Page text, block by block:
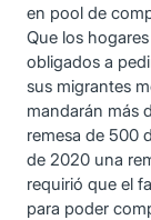
en pool de
Que los
obligados a
sus migrantes
mandarán más
remesa de 500
de 2020 una
requirió que el
para poder